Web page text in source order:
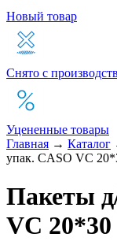
Новый товар
Снято с
Уцененные товары
Главная → Каталог
упак. CASO VC
Пакеты
VC 20*30